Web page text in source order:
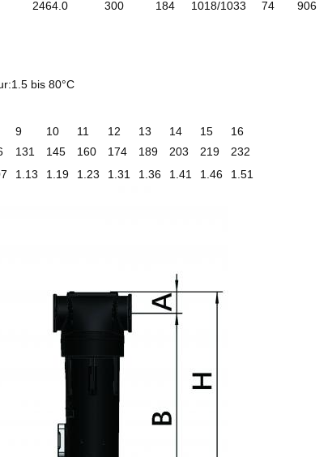
2464.0 300 184 1018/1033 74 906
bis 80°C
9 10 11 12 13 14 15
16
131 145 160 174 189 203 219
232
1.13 1.19 1.23 1.31 1.36 1.41 1.46 1.51